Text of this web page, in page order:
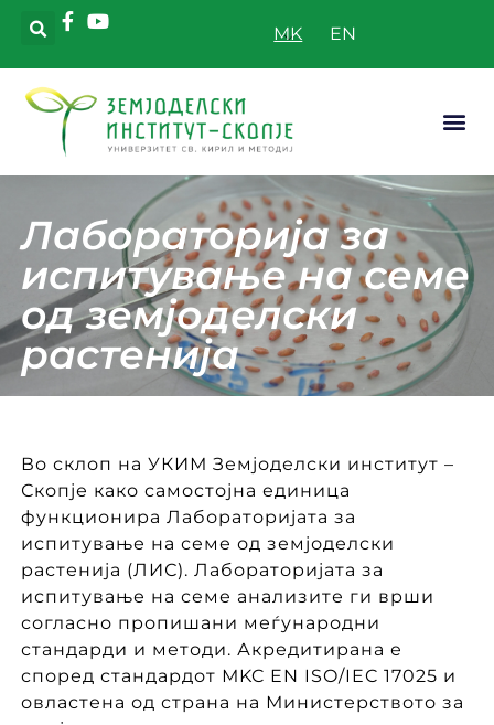
MK
Лабораторија за
испитување на семе
од земјоделски
растенија
Во склоп на УКИМ Земјоделски институт –
Скопје како самостојна единица
функционира Лабораторијата за
испитување на семе од земјоделски
растенија (ЛИС). Лабораторијата за
испитување на семе анализите ги врши
согласно пропишани меѓународни
стандарди и методи. Акредитирана е
според стандардот МKC EN ISO/IEC 17025 и
овластена од страна на Министерството за